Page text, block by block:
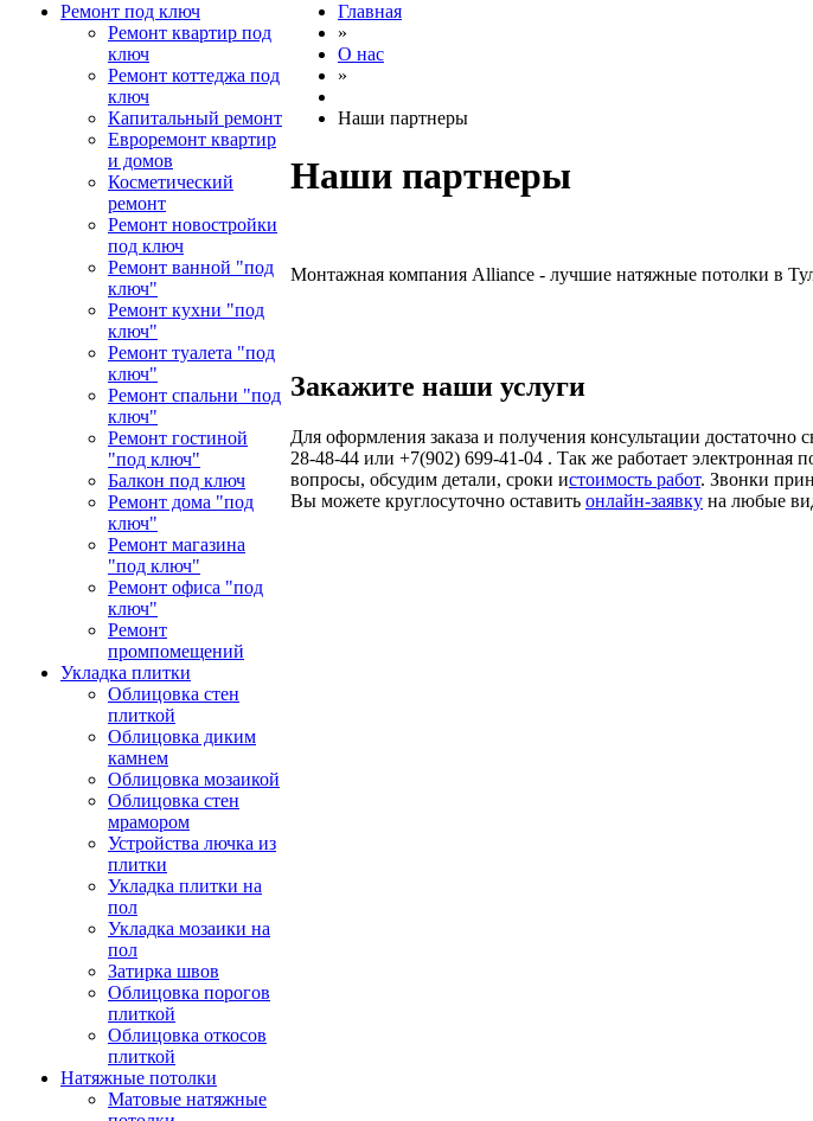
Ремонт под ключ
Ремонт квартир под
ключ
Ремонт коттеджа под
ключ
Капитальный ремонт
Евроремонт квартир
и домов
Косметический
ремонт
Ремонт новостройки
под ключ
Ремонт ванной "под
ключ"
Ремонт кухни "под
ключ"
Ремонт туалета "под
ключ"
Ремонт спальни "под
ключ"
Ремонт гостиной
"под ключ"
Балкон под ключ
Ремонт дома "под
ключ"
Ремонт магазина
"под ключ"
Ремонт офиса "под
ключ"
Ремонт
промпомещений
Укладка плитки
Облицовка стен
плиткой
Облицовка диким
камнем
Облицовка мозаикой
Облицовка стен
мрамором
Устройства лючка из
плитки
Укладка плитки на
пол
Укладка мозаики на
пол
Затирка швов
Облицовка порогов
плиткой
Облицовка откосов
плиткой
Натяжные потолки
Матовые натяжные
Главная
»
О нас
»
Наши партнеры
Наши партнеры
Монтажная компания Alliance - лучшие натяжные потолки в
Закажите наши услуги
Для оформления заказа и получения консультации
28-48-44 или +7(902) 699-41-04 . Так же работает
вопросы, обсудим детали, сроки истоимость работ. Звонки
Вы можете круглосуточно оставить онлайн-заявку на любые